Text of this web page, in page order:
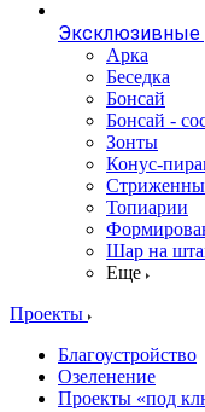
Эксклюзивные
Арка
Беседка
Бонсай
Бонсай -
Зонты
Конус-
Топиарии
Шар на
Еще
Проекты
Благоустройство
Озеленение
Проекты «под